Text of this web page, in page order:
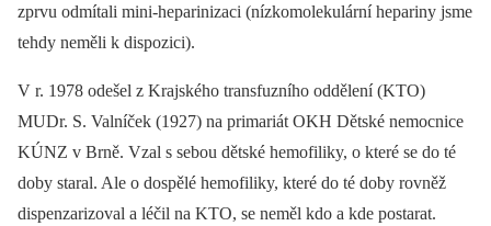
zprvu odmítali mini-heparinizaci (nízkomolekulární hepariny jsme
tehdy neměli k dispozici).
V r. 1978 odešel z Krajského transfuzního oddělení (KTO)
MUDr. S. Valníček (1927) na primariát OKH Dětské nemocnice
KÚNZ v Brně. Vzal s sebou dětské hemofiliky, o které se do té
doby staral. Ale o dospělé hemofiliky, které do té doby rovněž
dispenzarizoval a léčil na KTO, se neměl kdo a kde postarat.